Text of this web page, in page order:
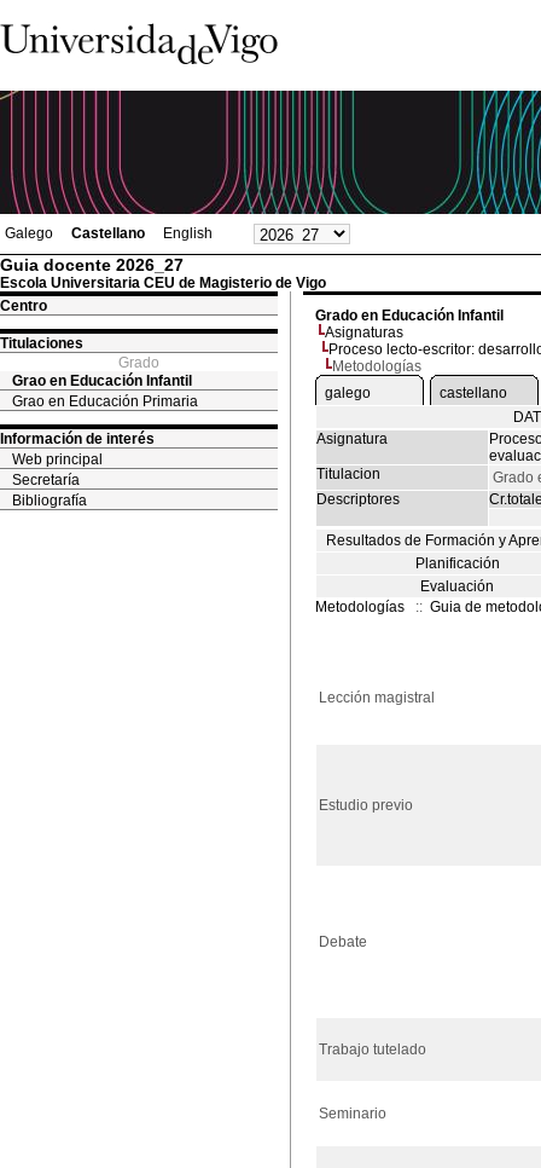
Galego Castellano English
Guia docente 2026_27
Escola Universitaria CEU de Magisterio de Vigo
Centro
Titulaciones
Grado
Grao en Educación Infantil
Grao en Educación Primaria
Información de interés
Web principal
Secretaría
Bibliografía
Grado en Educación Infantil
Asignaturas
Proceso lecto-escritor:
Metodologías
galego
castellano
Asignatura
Titulacion
Grado
Descriptores
Resultados de Formación y
Planificación
Evaluación
Metodologías
:: Guia de
Lección magistral
Estudio previo
Debate
Trabajo tutelado
Seminario